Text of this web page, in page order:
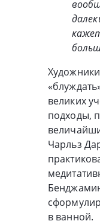
великих
подходы,
Чарльз
в ванной.